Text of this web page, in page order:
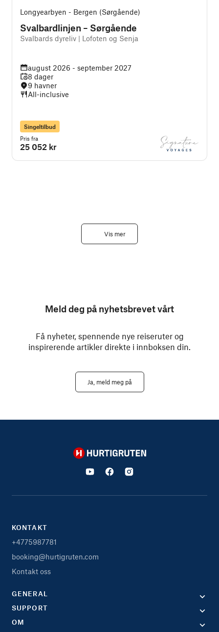
Longyearbyen - Bergen (Sørgående)
Svalbardlinjen – Sørgående
Svalbards dyreliv | Lofoten og Senja
august 2026 - september 2027
8 dager
9 havner
All-inclusive
Singeltilbud
Pris fra
25 052 kr
Vis mer
Meld deg på nyhetsbrevet vårt
Få nyheter, spennende nye reiseruter og
inspirerende artikler direkte i innboksen din.
Ja, meld meg på
Hurtigruten
KONTAKT
+4775987781
booking@hurtigruten.com
Kontakt oss
GENERAL
SUPPORT
OM